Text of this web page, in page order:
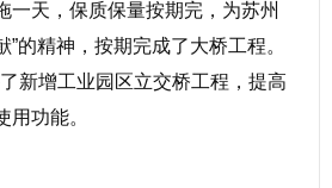
一天，保质保量按期完，为苏州
”的精神，按期完成了大桥工程。
新增工业园区立交桥工程，提高
用功能。